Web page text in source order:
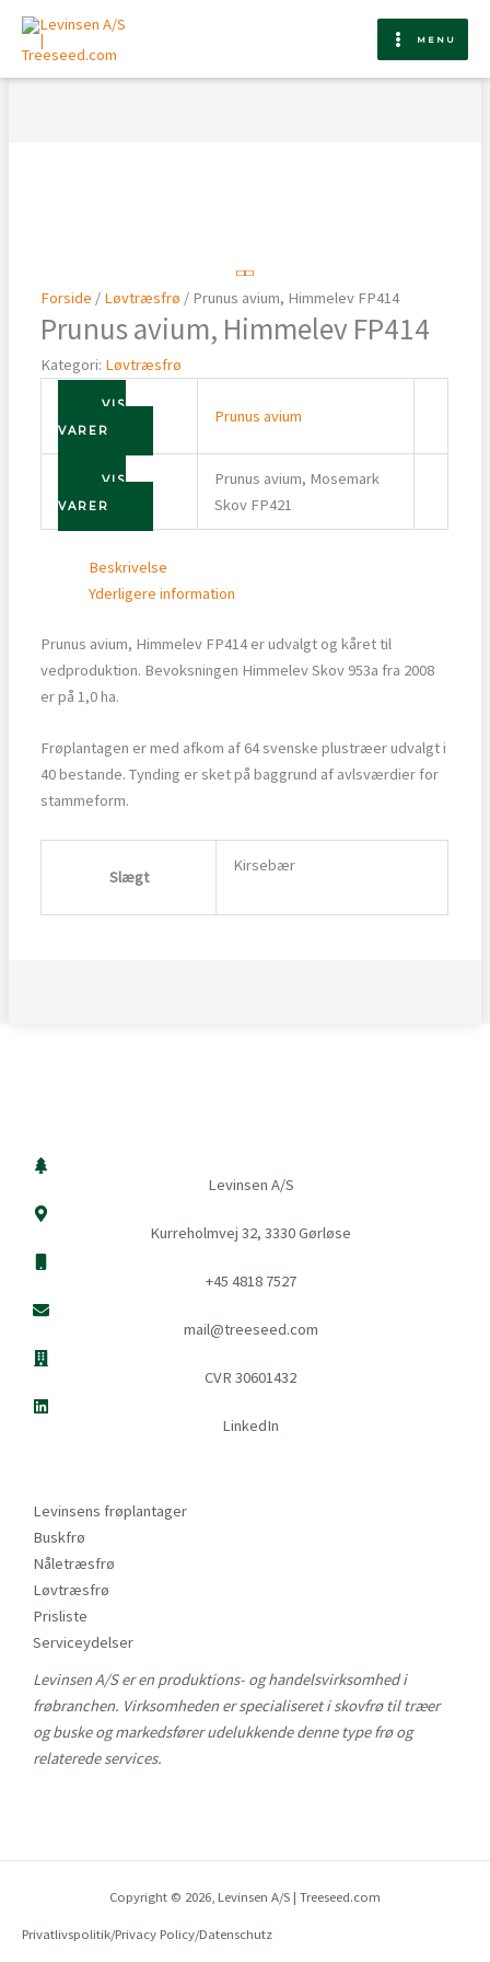
indholdet
MENU
Forside / Løvtræsfrø / Prunus avium, Himmelev FP414
Prunus avium, Himmelev FP414
Kategori: Løvtræsfrø
VIS
VARER
Prunus avium
VIS
VARER
Prunus avium, Mosemark
Skov FP421
Beskrivelse
Yderligere information
Prunus avium, Himmelev FP414 er udvalgt og kåret til
vedproduktion. Bevoksningen Himmelev Skov 953a fra 2008
er på 1,0 ha.
Frøplantagen er med afkom af 64 svenske plustræer udvalgt i
40 bestande. Tynding er sket på baggrund af avlsværdier for
stammeform.
Slægt
Kirsebær
Levinsen A/S
Kurreholmvej 32, 3330 Gørløse
+45 4818 7527
mail@treeseed.com
CVR 30601432
LinkedIn
Levinsens frøplantager
Buskfrø
Nåletræsfrø
Løvtræsfrø
Prisliste
Serviceydelser
Levinsen A/S er en produktions- og handelsvirksomhed i
frøbranchen. Virksomheden er specialiseret i skovfrø til træer
og buske og markedsfører udelukkende denne type frø og
relaterede services.
Copyright © 2026, Levinsen A/S | Treeseed.com
Privatlivspolitik/Privacy Policy/Datenschutz